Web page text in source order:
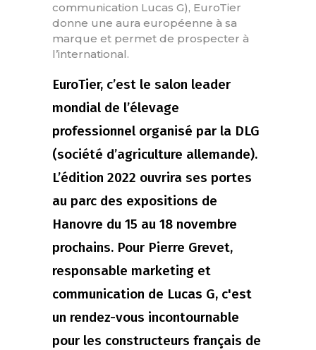
communication Lucas G), EuroTier
donne une aura européenne à sa
marque et permet de prospecter à
l’international.
EuroTier, c’est le salon leader
mondial de l’élevage
professionnel organisé par la DLG
(société d’agriculture allemande).
L’édition 2022 ouvrira ses portes
au parc des expositions de
Hanovre du 15 au 18 novembre
prochains. Pour Pierre Grevet,
responsable marketing et
communication de Lucas G, c'est
un rendez-vous incontournable
pour les constructeurs français de